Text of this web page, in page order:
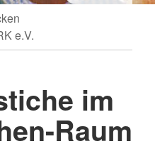
e.V.
im
Raum